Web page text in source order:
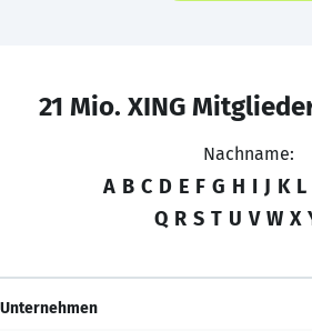
21 Mio. XING
Nachname:
A B C D E F G H I J K L
Q R S T U V W X
Unternehmen